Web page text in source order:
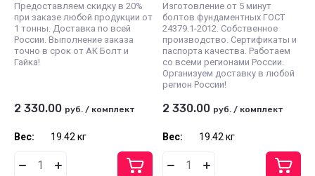
Предоставляем скидку в 20%
при заказе любой продукции от
1 тонны. Доставка по всей
России. Выполнение заказа
точно в срок от АК Болт и
Гайка!
2 330.00 руб. / комплект
Вес: 19.42 кг
Изготовление от 5 минут
болтов фундаментных ГОСТ
24379.1-2012. Собственное
производство. Сертификаты и
паспорта качества. Работаем
со всеми регионами России.
Организуем доставку в любой
регион России!
2 330.00 руб. / комплект
Вес: 19.42 кг